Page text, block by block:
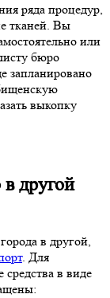
ряда процедур,
тканей. Вы
или
бюро
запланировано
выкопку
другой
в другой,
. Для
в виде